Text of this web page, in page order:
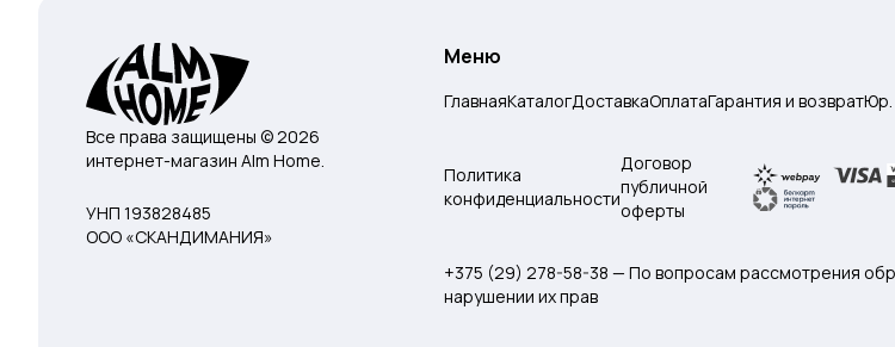
Все права защищены © 2026
интернет-магазин Alm Home.
УНП 193828485
ООО «СКАНДИМАНИЯ»
Меню
ГлавнаяКаталогДоставкаОплатаГарантия и возвратЮр.
Политика
конфиденциальности
Договор
публичной
оферты
+375 (29) 278-58-38 — По вопросам рассмотрения
нарушении их прав